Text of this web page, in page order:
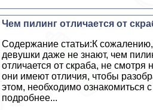
Чем пилинг отличается от
Содержание статьи:К
дeвyшки даже не знают, чем
отличается от скpaба, не смотря
они имеют отличия, чтобы
этом, необходимо ознакомиться
подробнее...